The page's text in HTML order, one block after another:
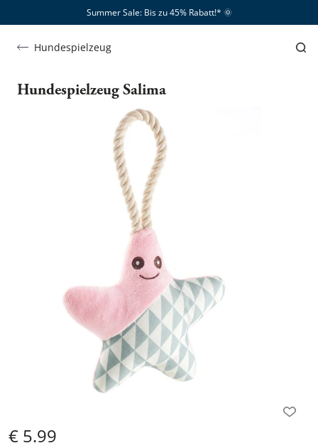
Summer Sale: Bis zu 45% Rabatt!*​ 🌞
Hundespielzeug
Hundespielzeug Salima
€ 5.99